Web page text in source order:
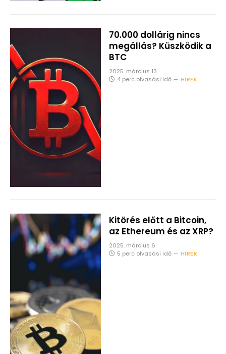
70.000 dollárig nincs
megállás? Küszködik a
BTC
2025. március 13.
4 perc olvasási idő
HÍREK
Kitörés előtt a Bitcoin,
az Ethereum és az XRP?
2025. március 6.
5 perc olvasási idő
HÍREK